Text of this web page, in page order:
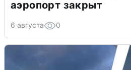
аэропорт закрыт
6 августа 0